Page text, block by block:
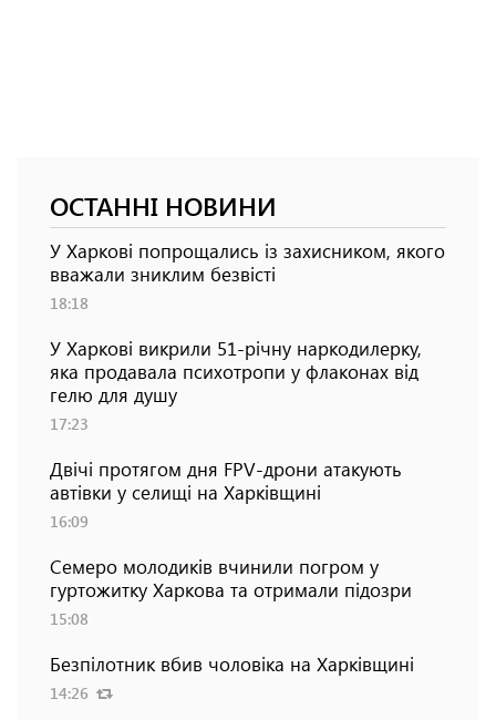
ОСТАННІ НОВИНИ
У Харкові попрощались із захисником, якого
вважали зниклим безвісті
18:18
У Харкові викрили 51-річну наркодилерку,
яка продавала психотропи у флаконах від
гелю для душу
17:23
Двічі протягом дня FPV-дрони атакують
автівки у селищі на Харківщині
16:09
Семеро молодиків вчинили погром у
гуртожитку Харкова та отримали підозри
15:08
Безпілотник вбив чоловіка на Харківщині
14:26